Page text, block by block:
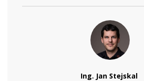
Ing. Jan Stejskal